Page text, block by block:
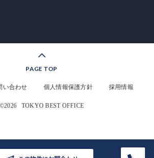
PAGE TOP
い合わせ 個人情報保護方針 採用情報
©2026 TOKYO BEST OFFICE